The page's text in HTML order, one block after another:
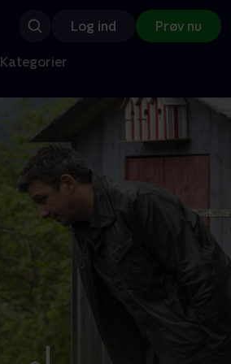
Log ind Prøv nu
Kategorier